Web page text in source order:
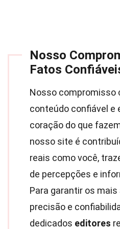
Nosso
Fatos
Nosso compromisso
conteúdo confiável e
coração do que
nosso site é
reais como você,
de percepções e
Para garantir os
precisão e
dedicados editores